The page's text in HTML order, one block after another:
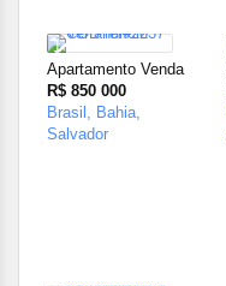
1
Apartamento Venda
R$ 850 000
Brasil, Bahia,
Salvador